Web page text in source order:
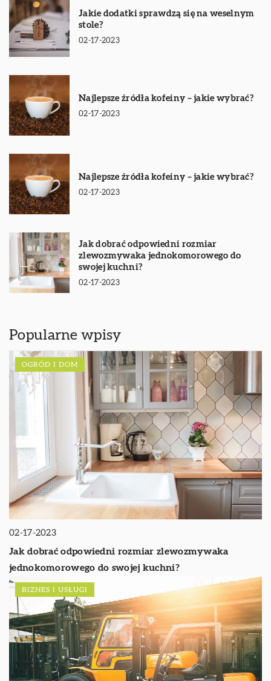
Jakie dodatki sprawdzą się na weselnym
stole?
02-17-2023
Najlepsze źródła kofeiny – jakie wybrać?
02-17-2023
Najlepsze źródła kofeiny – jakie wybrać?
02-17-2023
Jak dobrać odpowiedni rozmiar
zlewozmywaka jednokomorowego do
swojej kuchni?
02-17-2023
Popularne wpisy
OGRÓD I DOM
02-17-2023
Jak dobrać odpowiedni rozmiar zlewozmywaka
jednokomorowego do swojej kuchni?
BIZNES I USŁUGI